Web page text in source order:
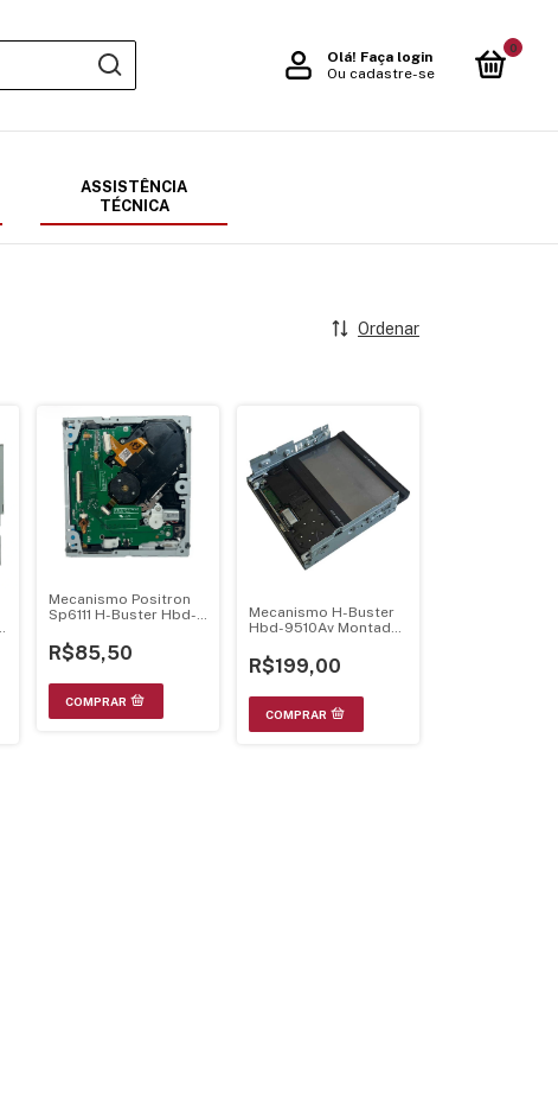
Olá! Faça login
Ou cadastre-se
0
ASSISTÊNCIA
TÉCNICA
Ordenar
Mecanismo Positron
Sp6111 H-Buster Hbd-
R0-00 Completo C/
Unidade Optica
R$85,50
Mecanismo H-Buster
Hbd-9510Av Montado
R$199,00